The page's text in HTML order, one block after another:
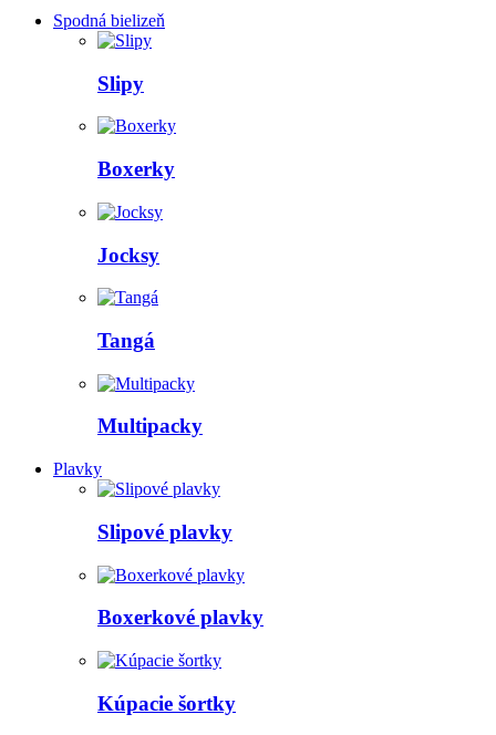
Spodná bielizeň
Slipy
Boxerky
Jocksy
Tangá
Multipacky
Plavky
Slipové plavky
Boxerkové plavky
Kúpacie šortky